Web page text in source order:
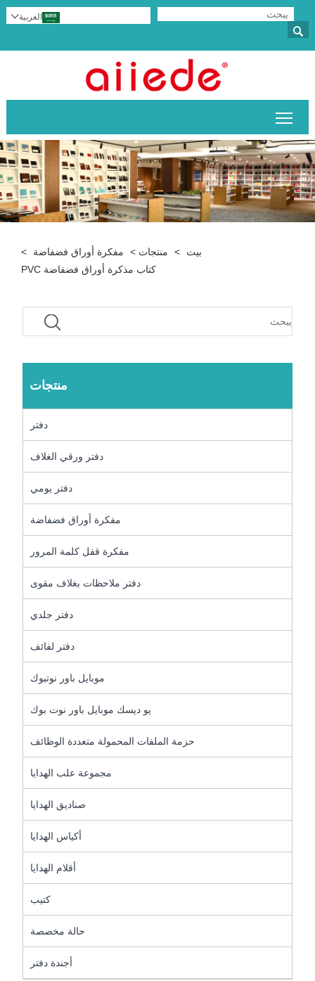

العربية
بيت > منتجات > مفكرة أوراق فضفاضة
>
كتاب مذكرة أوراق فضفاضة PVC
منتجات
دفتر
دفتر ورقي الغلاف
دفتر يومي
مفكرة أوراق فضفاضة
مفكرة قفل كلمة المرور
دفتر ملاحظات بغلاف مقوى
دفتر جلدي
دفتر لفائف
موبايل باور نوتبوك
يو ديسك موبايل باور نوت بوك
حزمة الملفات المحمولة متعددة الوظائف
مجموعة علب الهدايا
صناديق الهدايا
أكياس الهدايا
أقلام الهدايا
كتيب
حالة مخصصة
أجندة دفتر